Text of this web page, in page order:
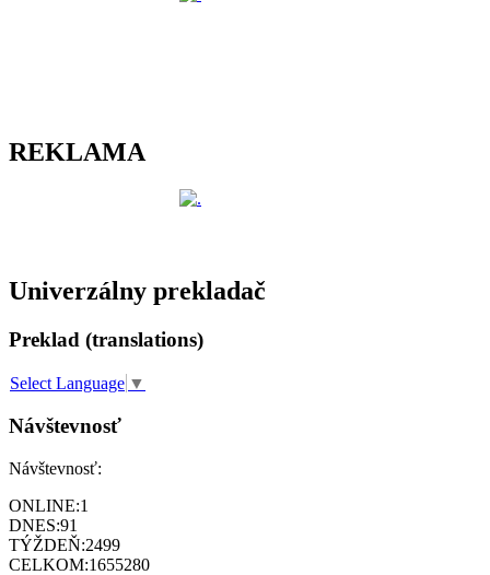
REKLAMA
Univerzálny prekladač
Preklad (translations)
Select Language ▼
Návštevnosť
Návštevnosť:
ONLINE:1
DNES:91
TÝŽDEŇ:2499
CELKOM:1655280